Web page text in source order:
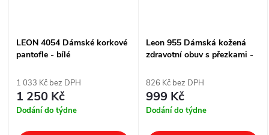
LEON 4054 Dámské korkové
pantofle - bílé
1 033 Kč bez DPH
1 250 Kč
Dodání do týdne
Leon 955 Dámská kožená
zdravotní obuv s přezkami -
826 Kč bez DPH
999 Kč
Dodání do týdne